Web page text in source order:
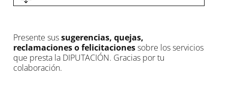
Presente sussugerencias, quejas,
reclamaciones o felicitacionessobre los servicios
que presta la DIPUTACIÓN. Gracias por tu
colaboración.